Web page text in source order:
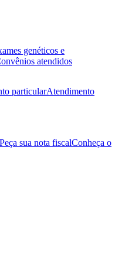
genéticos e
atendidos
particularAtendimento
Peça sua nota fiscalConheça o